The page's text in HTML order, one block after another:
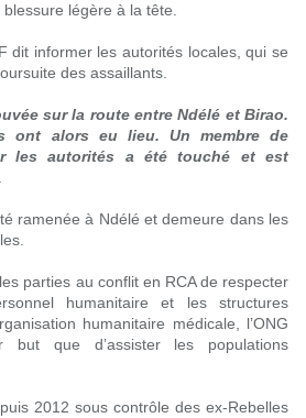
légère à la tête.
dit informer les autorités locales, qui se
des assaillants.
sur la route entre Ndélé et Birao.
ont alors eu lieu. Un membre de
les autorités a été touché et est
ramenée à Ndélé et demeure dans les
parties au conflit en RCA de respecter
humanitaire et les structures
humanitaire médicale, l’ONG
but que d’assister les populations
2012 sous contrôle des ex-Rebelles